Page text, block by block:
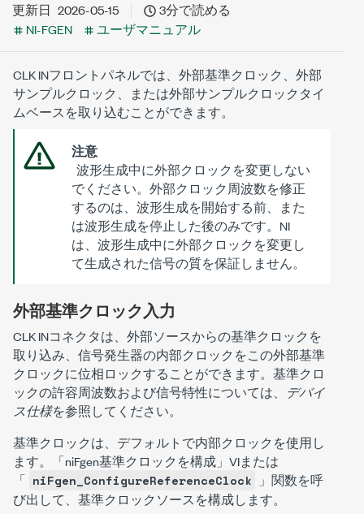
更新日 2026-05-15
3分で読める
NI-FGEN
ユーザマニュアル
CLK INフロントパネルでは、外部基準クロック、外部
サンプルクロック、または外部サンプルクロックタイ
ムベースを取り込むことができます。
注意
波形生成中に外部クロックを変更しない
でください。外部クロック周波数を修正
するのは、波形生成を開始する前 、また
は波形生成を停止した後のみです。NI
は、波形生成中に外部クロックを変更し
て生成された信号の質を保証しません。
外部基準クロック入力
CLK INコネクタは、外部ソースからの基準クロックを
取り込み、信号発生器の内部クロックをこの外部基準
クロックに位相ロックすることができます。基準クロ
ックの許容周波数および信号特性については、 デバイ
ス仕様を参照してください。
基準クロックは、デフォルトで内部クロックを使用し
ます。「niFgen基準クロックを構成」VIまたは
「 niFgen_ConfigureReferenceClock
」関数を呼
び出して、基準クロックソースを構成します。